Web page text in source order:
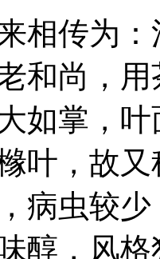
传为：
和尚，
如掌，
叶，故
病虫较
醇，风